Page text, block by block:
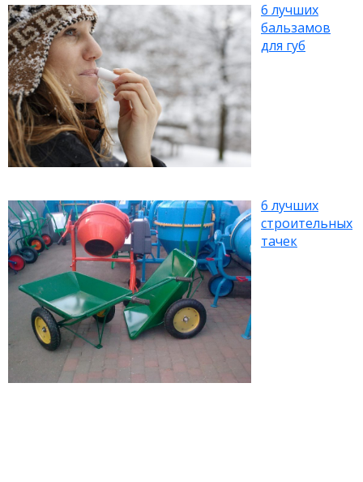
6 лучших
бальзамов
для губ
6 лучших
строительных
тачек